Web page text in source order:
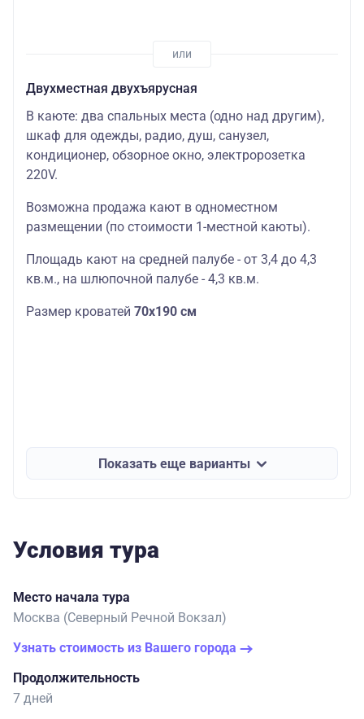
Двухместная двухъярусная
В каюте: два спальных места (одно над другим),
шкаф для одежды, радио, душ, санузел,
кондиционер, обзорное окно, электророзетка
220V.
Возможна продажа кают в одноместном
размещении (по стоимости 1-местной каюты).
Площадь кают на средней палубе - от 3,4 до 4,3
кв.м., на шлюпочной палубе - 4,3 кв.м.
Размер кроватей 70х190 см
Показать еще варианты
Условия тура
Место начала тура
Москва (Северный Речной Вокзал)
Узнать стоимость из Вашего города
Продолжительность
7 дней